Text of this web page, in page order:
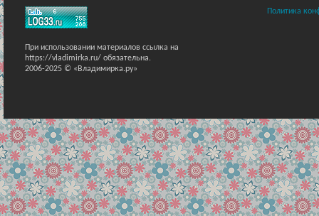
При использовании материалов ссылка на
https://vladimirka.ru/ обязательна.
2006-2025 © «Владимирка.ру»
Политика